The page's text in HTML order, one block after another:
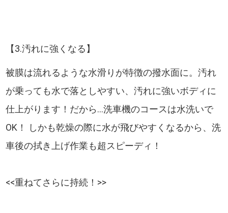
【3.汚れに強くなる】
被膜は流れるような水滑りが特徴の撥水面に。汚れ
が乗っても水で落としやすい、汚れに強いボディに
仕上がります！だから...洗車機のコースは水洗いで
OK！ しかも乾燥の際に水が飛びやすくなるから、洗
車後の拭き上げ作業も超スピーディ！
<<重ねてさらに持続！>>